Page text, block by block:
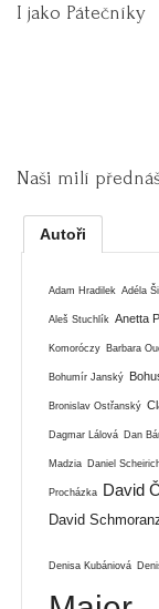
I jako Pátečníky
Naši milí
Autoři
Adam Hradilek Adéla
Aleš Stuchlík Anetta
Komoróczy Barbara
Bohumír Janský
Bronislav Ostřanský
Dagmar Lálová Dan
Madzia Daniel
Procházka David
David
Denisa Kubániová